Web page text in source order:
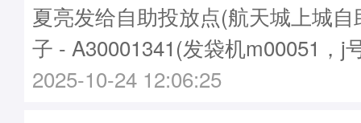
夏亮发给自助投放点(航天城上城
子 - A30001341(发袋机m00051，j
2025-10-24 12:06:25